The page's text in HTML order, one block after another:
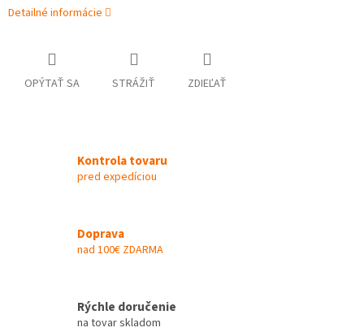
Detailné informácie
OPÝTAŤ SA STRÁŽIŤ ZDIEĽAŤ
Kontrola tovaru
pred expedíciou
Doprava
nad 100€ ZDARMA
Rýchle doručenie
na tovar skladom